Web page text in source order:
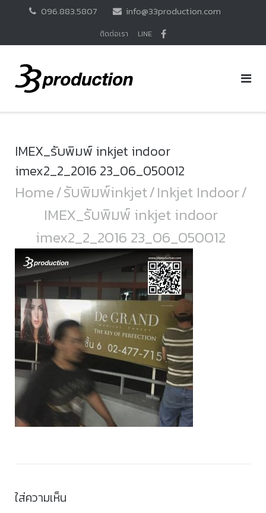
096.883.5807 info@33production.com
ติดต่อเรา LINE
IMEX_รับพิมพ์ inkjet indoor
imex2_2_2016 23_06_050012
Home/รับพิมพ์inkjet/Inkjet Indoor/
IMEX_รับพิมพ์ inkjet indoor
imex2_2_2016 23_06_050012
ใส่ความเห็น